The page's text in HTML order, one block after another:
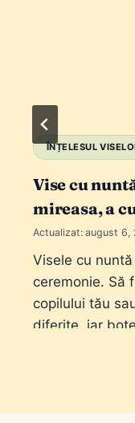
ÎNȚELESUL
Vise cu
mireasa, a
Actualizat: august 6,
Visele cu
ceremonie. Să
copilului tău
diferite, iar